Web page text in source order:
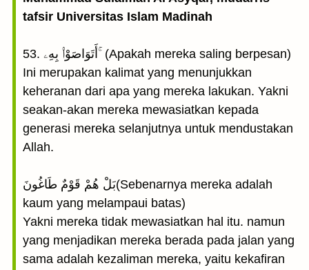
tafsir Universitas Islam Madinah
53. أَتَوَاصَوْا۟ بِهِۦ ۚ (Apakah mereka saling berpesan)
Ini merupakan kalimat yang menunjukkan
keheranan dari apa yang mereka lakukan. Yakni
seakan-akan mereka mewasiatkan kepada
generasi mereka selanjutnya untuk mendustakan
Allah.
بَلْ هُمْ قَوْمٌ طَاغُونَ(Sebenarnya mereka adalah
kaum yang melampaui batas)
Yakni mereka tidak mewasiatkan hal itu. namun
yang menjadikan mereka berada pada jalan yang
sama adalah kezaliman mereka, yaitu kekafiran